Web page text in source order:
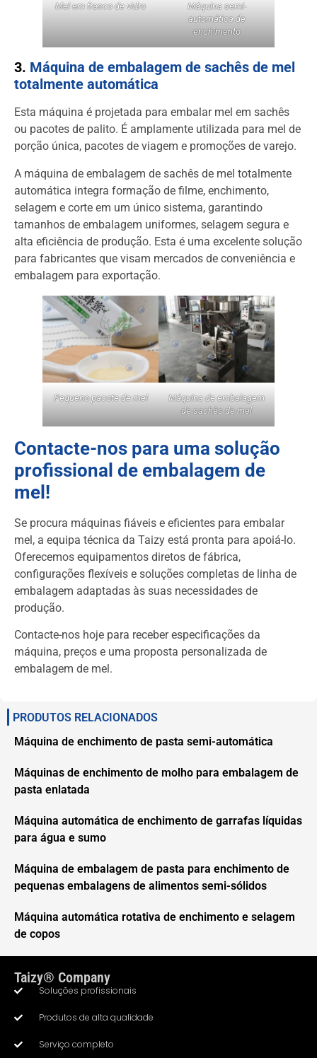
Mel em frasco de vidro
Máquina semi-
automática de
enchimento
3. Máquina de embalagem de sachês de mel
totalmente automática
Esta máquina é projetada para embalar mel em sachês
ou pacotes de palito. É amplamente utilizada para mel de
porção única, pacotes de viagem e promoções de varejo.
A máquina de embalagem de sachês de mel totalmente
automática integra formação de filme, enchimento,
selagem e corte em um único sistema, garantindo
tamanhos de embalagem uniformes, selagem segura e
alta eficiência de produção. Esta é uma excelente solução
para fabricantes que visam mercados de conveniência e
embalagem para exportação.
Pequeno pacote de mel
Máquina de embalagem
de sachês de mel
Contacte-nos para uma solução
profissional de embalagem de
mel!
Se procura máquinas fiáveis e eficientes para embalar
mel, a equipa técnica da Taizy está pronta para apoiá-lo.
Oferecemos equipamentos diretos de fábrica,
configurações flexíveis e soluções completas de linha de
embalagem adaptadas às suas necessidades de
produção.
Contacte-nos hoje para receber especificações da
máquina, preços e uma proposta personalizada de
embalagem de mel.
PRODUTOS RELACIONADOS
Máquina de enchimento de pasta semi-automática
Máquinas de enchimento de molho para embalagem de
pasta enlatada
Máquina automática de enchimento de garrafas líquidas
para água e sumo
Máquina de embalagem de pasta para enchimento de
pequenas embalagens de alimentos semi-sólidos
Máquina automática rotativa de enchimento e selagem
de copos
Taizy® Company
Soluções profissionais
Produtos de alta qualidade
Serviço completo